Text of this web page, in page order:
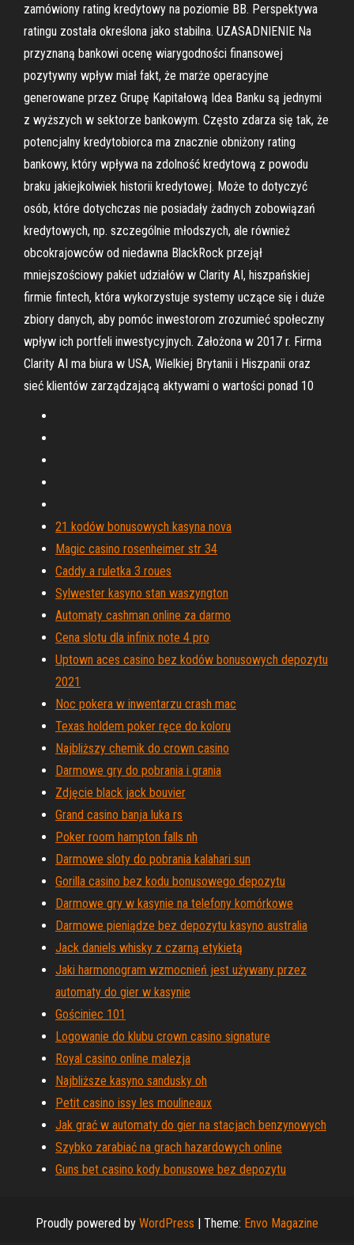
zamówiony rating kredytowy na poziomie BB. Perspektywa
ratingu została określona jako stabilna. UZASADNIENIE Na
przyznaną bankowi ocenę wiarygodności finansowej
pozytywny wpływ miał fakt, że marże operacyjne
generowane przez Grupę Kapitałową Idea Banku są jednymi
z wyższych w sektorze bankowym. Często zdarza się tak, że
potencjalny kredytobiorca ma znacznie obniżony rating
bankowy, który wpływa na zdolność kredytową z powodu
braku jakiejkolwiek historii kredytowej. Może to dotyczyć
osób, które dotychczas nie posiadały żadnych zobowiązań
kredytowych, np. szczególnie młodszych, ale również
obcokrajowców od niedawna BlackRock przejął
mniejszościowy pakiet udziałów w Clarity AI, hiszpańskiej
firmie fintech, która wykorzystuje systemy uczące się i duże
zbiory danych, aby pomóc inwestorom zrozumieć społeczny
wpływ ich portfeli inwestycyjnych. Założona w 2017 r. Firma
Clarity AI ma biura w USA, Wielkiej Brytanii i Hiszpanii oraz
sieć klientów zarządzającą aktywami o wartości ponad 10
21 kodów bonusowych kasyna nova
Magic casino rosenheimer str 34
Caddy a ruletka 3 roues
Sylwester kasyno stan waszyngton
Automaty cashman online za darmo
Cena slotu dla infinix note 4 pro
Uptown aces casino bez kodów bonusowych depozytu
2021
Noc pokera w inwentarzu crash mac
Texas holdem poker ręce do koloru
Najbliższy chemik do crown casino
Darmowe gry do pobrania i grania
Zdjęcie black jack bouvier
Grand casino banja luka rs
Poker room hampton falls nh
Darmowe sloty do pobrania kalahari sun
Gorilla casino bez kodu bonusowego depozytu
Darmowe gry w kasynie na telefony komórkowe
Darmowe pieniądze bez depozytu kasyno australia
Jack daniels whisky z czarną etykietą
Jaki harmonogram wzmocnień jest używany przez
automaty do gier w kasynie
Gościniec 101
Logowanie do klubu crown casino signature
Royal casino online malezja
Najbliższe kasyno sandusky oh
Petit casino issy les moulineaux
Jak grać w automaty do gier na stacjach benzynowych
Szybko zarabiać na grach hazardowych online
Guns bet casino kody bonusowe bez depozytu
Proudly powered by WordPress | Theme: Envo Magazine